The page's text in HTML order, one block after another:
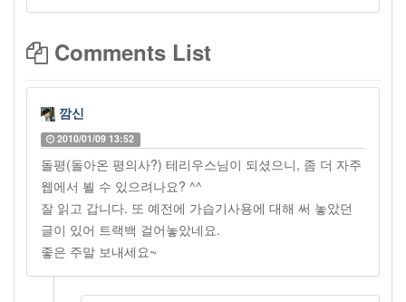
Comments List
깜신
2010/01/09 13:52
돌평(돌아온 평의사?) 테리우스님이 되셨으니, 좀 더 자주
웹에서 뵐 수 있으려나요? ^^
잘 읽고 갑니다. 또 예전에 가습기사용에 대해 써 놓았던
글이 있어 트랙백 걸어놓았네요.
좋은 주말 보내세요~